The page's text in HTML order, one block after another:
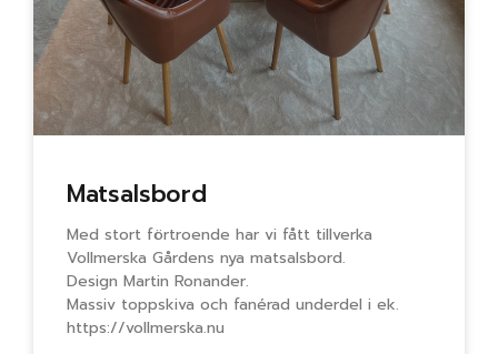
Matsalsbord
Med stort förtroende har vi fått tillverka
Vollmerska Gårdens nya matsalsbord.
Design Martin Ronander.
Massiv toppskiva och fanérad underdel i ek.
https://vollmerska.nu